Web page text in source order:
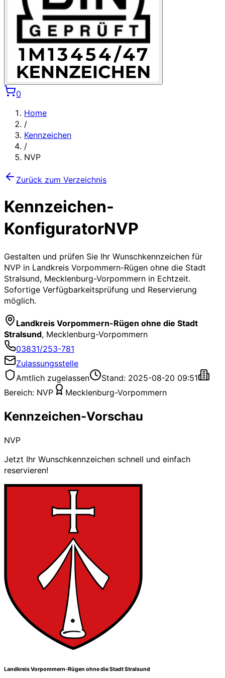
0
Home
/
Kennzeichen
/
NVP
Zurück zum Verzeichnis
Kennzeichen-
KonfiguratorNVP
Gestalten und prüfen Sie Ihr Wunschkennzeichen für
NVP in Landkreis Vorpommern-Rügen ohne die Stadt
Stralsund, Mecklenburg-Vorpommern in Echtzeit.
Sofortige Verfügbarkeitsprüfung und Reservierung
möglich.
Landkreis Vorpommern-Rügen ohne die Stadt
Stralsund, Mecklenburg-Vorpommern
03831/253-781
Zulassungsstelle
Amtlich zugelassen
Stand: 2025-08-20 09:51
Bereich: NVP Mecklenburg-Vorpommern
Kennzeichen-Vorschau
NVP
Jetzt Ihr Wunschkennzeichen schnell und einfach
reservieren!
Landkreis Vorpommern-Rügen ohne die Stadt Stralsund